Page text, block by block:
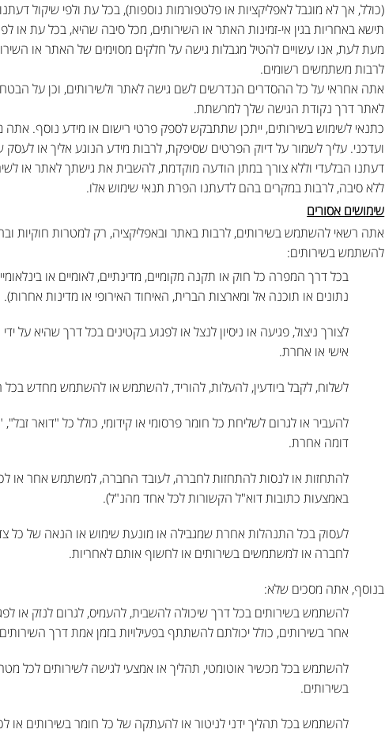
(כולל, אך לא מוגבל לאפליקציות או פלטפורמות נוספות), בכל עת ולפי שיקול
תישא באחריות בגין אי-זמינות האתר או השירותים, מכל סיבה שהיא, בכל עת או
מעת לעת, אנו עשויים להטיל מגבלות גישה על חלקים מסוימים של האתר או
לרבות משתמשים רשומים.
אתה אחראי על כל ההסדרים הנדרשים לשם גישה לאתר ולשירותים, וכן על
לאתר דרך נקודת הגישה שלך למרשתת.
כתנאי לשימוש בשירותים, ייתכן שתתבקש לספק פרטי רישום או מידע נוסף. אתה
ועדכני. עליך לשמור על דיוק הפרטים שסיפקת, לרבות מידע הנוגע אליך או
דעתנו הבלעדי וללא צורך במתן הודעה מוקדמת, להשבית את גישתך לאתר או
ללא סיבה, לרבות במקרים בהם לדעתנו הפרת תנאי שימוש אלו.
שימושים אסורים
אתה רשאי להשתמש בשירותים, לרבות באתר ובאפליקציה, רק למטרות חוקיות
להשתמש בשירותים:
בכל דרך המפרה כל חוק או תקנה מקומיים, מדינתיים, לאומיים או
נתונים או תוכנה אל ומארצות הברית, האיחוד האירופי או מדינות אחרות).
לצורך ניצול, פגיעה או ניסיון לנצל או לפגוע בקטינים בכל דרך שהיא
אישי או אחרת.
לשלוח, לקבל ביודעין, להעלות, להוריד, להשתמש או להשתמש מחדש בכל
להעביר או לגרום לשליחת כל חומר פרסומי או קידומי, כולל כל "דואר
דומה אחרת.
להתחזות או לנסות להתחזות לחברה, לעובד החברה, למשתמש אחר או
באמצעות כתובות דוא"ל הקשורות לכל אחד מהנ"ל).
לעסוק בכל התנהלות אחרת שמגבילה או מונעת שימוש או הנאה של כל
לחברה או למשתמשים בשירותים או לחשוף אותם לאחריות.
בנוסף, אתה מסכים שלא:
להשתמש בשירותים בכל דרך שיכולה להשבית, להעמיס, לגרום לנזק או
אחר בשירותים, כולל יכולתם להשתתף בפעילויות בזמן אמת דרך
להשתמש בכל מכשיר אוטומטי, תהליך או אמצעי לגישה לשירותים לכל
בשירותים.
להשתמש בכל תהליך ידני לניטור או להעתקה של כל חומר בשירותים